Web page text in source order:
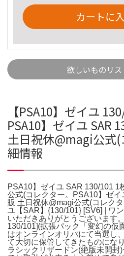
カートに
欲しいものリ
【PSA10】ゼイユ
PSA10】ゼイユ SAR
土日祝休@magi公式
細情報
PSA10】ゼイユ SAR 130/101 1
公式(コレクター。PSA10】ゼ
販 土日祝休@magi公式(コレク
ユ【SAR】{130/101} [SV6] | ワ
いただきありがとうございます
130/101](拡張パック「変幻の仮
はオンラインオリパにて当選し
て大切に保管してきたものにな
ラシックリザードン(絶版未開封